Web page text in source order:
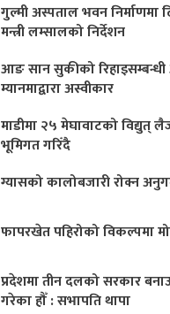
गुल्मी अस्पताल भवन निर्माणमा
मन्त्री लम्सालको निर्देशन
आङ सान सुकीको
म्यानमाद्वारा अस्वीकार
माडीमा २५ मेघावाटको विद्युत्
भूमिगत गरिँदै
ग्यासको कालोबजारी रोक्न
फापरखेत पहिरोको विकल्पमा
प्रदेशमा तीन दलको सरकार
गरेका हौँ : सभापति थापा